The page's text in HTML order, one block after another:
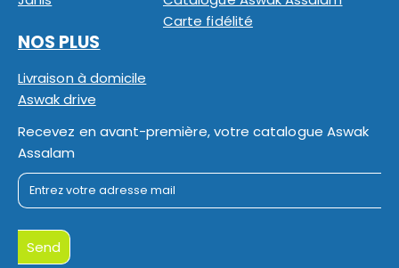
Carte fidélité
NOS PLUS
Livraison à domicile
Aswak drive
Recevez en avant-première, votre catalogue Aswak
Assalam